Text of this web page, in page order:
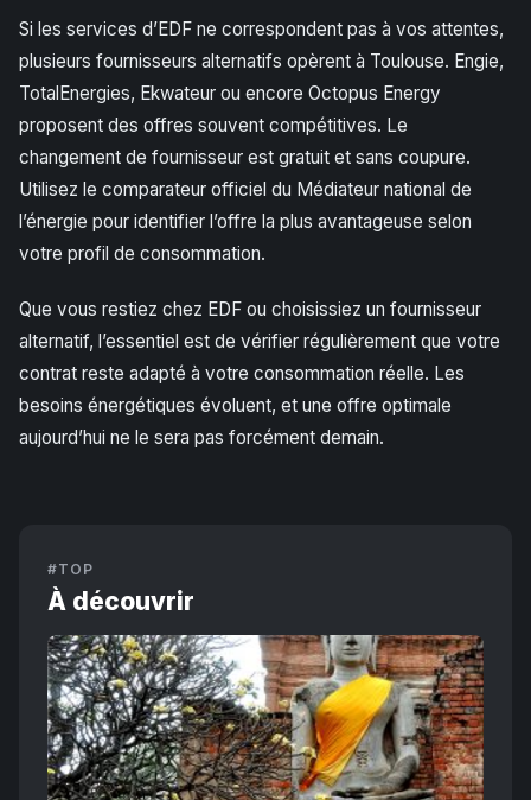
Si les services d’EDF ne correspondent pas à vos attentes,
plusieurs fournisseurs alternatifs opèrent à Toulouse. Engie,
TotalEnergies, Ekwateur ou encore Octopus Energy
proposent des offres souvent compétitives. Le
changement de fournisseur est gratuit et sans coupure.
Utilisez le comparateur officiel du Médiateur national de
l’énergie pour identifier l’offre la plus avantageuse selon
votre profil de consommation.
Que vous restiez chez EDF ou choisissiez un fournisseur
alternatif, l’essentiel est de vérifier régulièrement que votre
contrat reste adapté à votre consommation réelle. Les
besoins énergétiques évoluent, et une offre optimale
aujourd’hui ne le sera pas forcément demain.
#TOP
À découvrir